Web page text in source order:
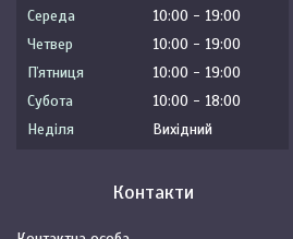
Середа
10:00
19:00
Четвер
10:00
19:00
Пʼятниця
10:00
19:00
Субота
10:00
18:00
Неділя
Вихідний
Контакти